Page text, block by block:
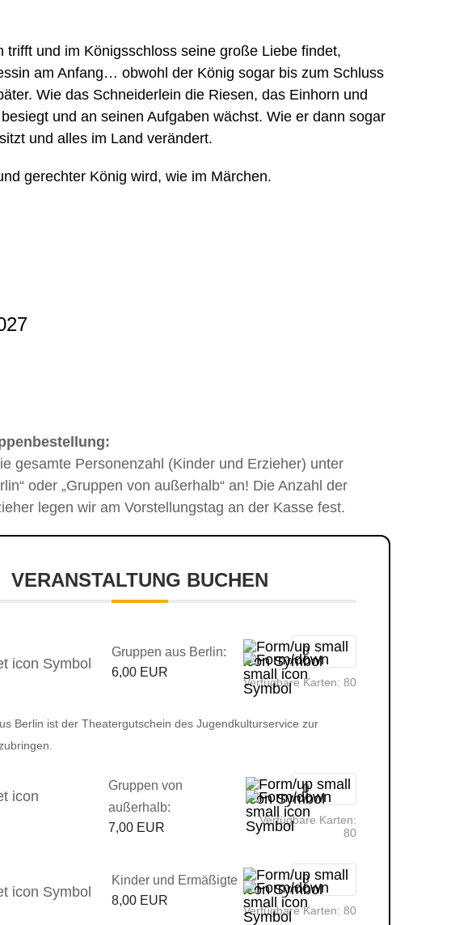
trifft und im Königsschloss seine große Liebe findet,
am Anfang… obwohl der König sogar bis zum Schluss
Wie das Schneiderlein die Riesen, das Einhorn und
und an seinen Aufgaben wächst. Wie er dann sogar
und alles im Land verändert.
gerechter König wird, wie im Märchen.
gesamte Personenzahl (Kinder und Erzieher) unter
oder „Gruppen von außerhalb“ an! Die Anzahl der
legen wir am Vorstellungstag an der Kasse fest.
VERANSTALTUNG BUCHEN
Gruppen aus Berlin:
6,00 EUR
Verfügbare Karten: 80
Berlin ist der Theatergutschein des Jugendkulturservice zur
Gruppen von
außerhalb:
7,00 EUR
Verfügbare Karten:
80
Kinder und Ermäßigte
8,00 EUR
Verfügbare Karten: 80